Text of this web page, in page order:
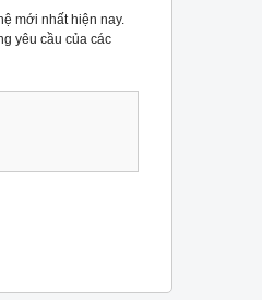
mới nhất hiện nay.
yêu cầu của các